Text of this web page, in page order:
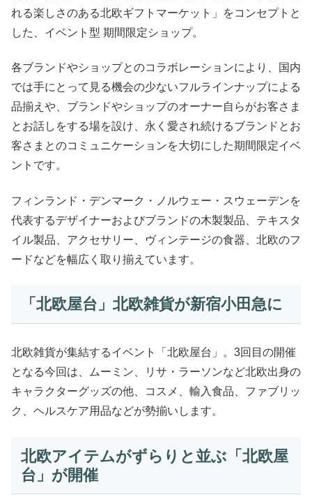
れる楽しさのある北欧ギフトマーケット」をコンセプトと
した、イベント型 期間限定ショップ。
各ブランドやショップとのコラボレーションにより、国内
では手にとって見る機会の少ないフルラインナップによる
品揃えや、ブランドやショップのオーナー自らがお客さま
とお話しをする場を設け、永く愛され続けるブランドとお
客さまとのコミュニケーションを大切にした期間限定イベ
ントです。
フィンランド・デンマーク・ノルウェー・スウェーデンを
代表するデザイナーおよびブランドの木製製品、テキスタ
イル製品、アクセサリー、ヴィンテージの食器、北欧のフ
ードなどを幅広く取り揃えています。
「北欧屋台」北欧雑貨が新宿小田急に
北欧雑貨が集結するイベント「北欧屋台」。3回目の開催
となる今回は、ムーミン、リサ・ラーソンなど北欧出身の
キャラクターグッズの他、コスメ、輸入食品、ファブリッ
ク、ヘルスケア用品などが勢揃いします。
北欧アイテムがずらりと並ぶ「北欧屋
台」が開催